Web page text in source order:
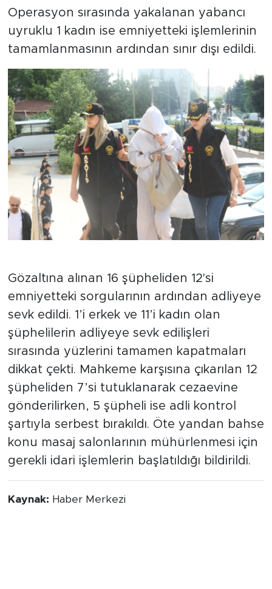
Operasyon sırasında yakalanan yabancı
uyruklu 1 kadın ise emniyetteki işlemlerinin
tamamlanmasının ardından sınır dışı edildi.
Gözaltına alınan 16 şüpheliden 12'si
emniyetteki sorgularının ardından adliyeye
sevk edildi. 1’i erkek ve 11’i kadın olan
şüphelilerin adliyeye sevk edilişleri
sırasında yüzlerini tamamen kapatmaları
dikkat çekti. Mahkeme karşısına çıkarılan 12
şüpheliden 7’si tutuklanarak cezaevine
gönderilirken, 5 şüpheli ise adli kontrol
şartıyla serbest bırakıldı. Öte yandan bahse
konu masaj salonlarının mühürlenmesi için
gerekli idari işlemlerin başlatıldığı bildirildi.
Kaynak: Haber Merkezi